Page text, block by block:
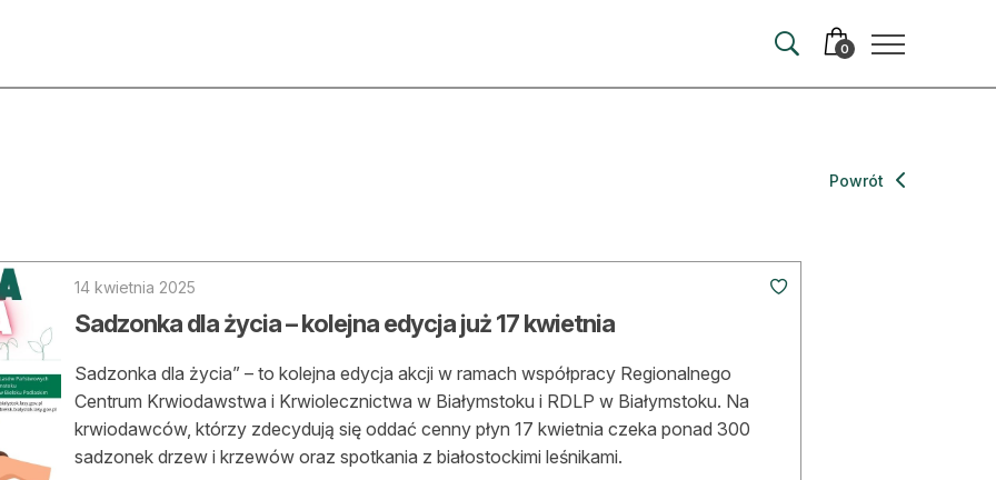
0
do lasu
drwala
na zakupach
Archiwum
Kontakt
Powrót
14 kwietnia 2025
Sadzonka dla życia – kolejna edycja już 17 kwietnia
Sadzonka dla życia” – to kolejna edycja akcji w ramach współpracy Regionalnego
Centrum Krwiodawstwa i Krwiolecznictwa w Białymstoku i RDLP w Białymstoku. Na
krwiodawców, którzy zdecydują się oddać cenny płyn 17 kwietnia czeka ponad 300
sadzonek drzew i krzewów oraz spotkania z białostockimi leśnikami.